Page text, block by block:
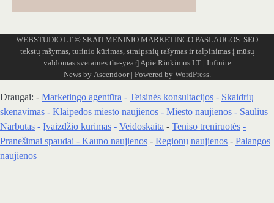
WEBSTUDIO.LT © SKAITMENINIO MARKETINGO PASLAUGOS. SEO
tekstų rašymas, turinio kūrimas, straipsnių rašymas ir talpinimas į mūsų
valdomas svetaines.the-year]Apie Rinkimus.LT| Infinite
News by Ascendoor| Powered by WordPress.
Draugai: - Marketingo agentūra - Teisinės konsultacijos - Skaidrių
skenavimas - Klaipedos miesto naujienos - Miesto naujienos - Saulius
Narbutas - Įvaizdžio kūrimas - Veidoskaita - Teniso treniruotės -
Pranešimai spaudai - Kauno naujienos - Regionų naujienos - Palangos
naujienos